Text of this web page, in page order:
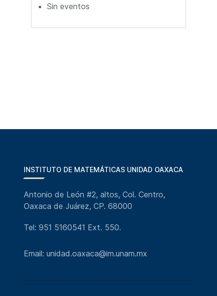
Sin eventos
INSTITUTO DE MATEMÁTICAS UNIDAD OAXACA
Antonio de León #2, altos, Col. Centro,
Oaxaca de Juárez, CP. 68000
Tel: 951 5160541 Ext. 550.
Email: unidad.oaxaca@im.unam.mx